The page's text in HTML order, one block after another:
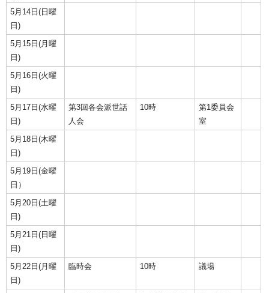
5月14日(日曜
日)
5月15日(月曜
日)
5月16日(火曜
日)
5月17日(水曜
日)
第3回各会派世話
人会
10時
第1委員会
室
5月18日(木曜
日)
5月19日(金曜
日）
5月20日(土曜
日)
5月21日(日曜
日)
5月22日(月曜
日)
臨時会 10時 議場